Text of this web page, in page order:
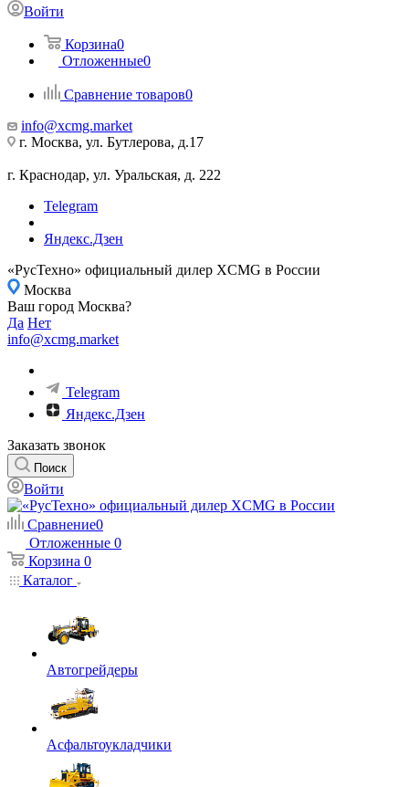
Войти
Корзина0
Отложенные0
Сравнение товаров0
info@xcmg.market
г. Москва, ул. Бутлерова, д.17
г. Краснодар, ул. Уральская, д. 222
Telegram
Яндекс.Дзен
«РусТехно» официальный дилер XCMG в России
Москва
Ваш город Москва?
Да Нет
info@xcmg.market
Telegram
Яндекс.Дзен
Заказать звонок
Поиск
Войти
Сравнение0
Отложенные 0
Корзина 0
Каталог
Автогрейдеры
Асфальтоукладчики